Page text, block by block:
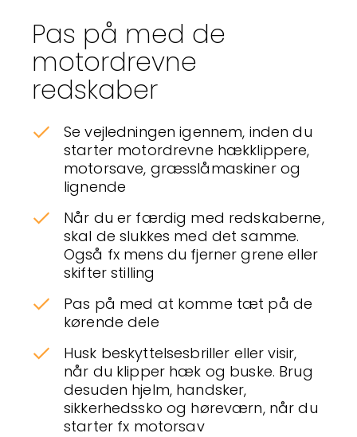
Pas på med de
motordrevne
redskaber
Se vejledningen igennem, inden du
starter motordrevne hækklippere,
motorsave, græsslåmaskiner og
lignende
Når du er færdig med redskaberne,
skal de slukkes med det samme.
Også fx mens du fjerner grene eller
skifter stilling
Pas på med at komme tæt på de
kørende dele
Husk beskyttelsesbriller eller visir,
når du klipper hæk og buske. Brug
desuden hjelm, handsker,
sikkerhedssko og høreværn, når du
starter fx motorsav